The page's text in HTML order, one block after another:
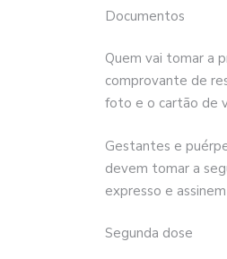
Documentos
Quem vai tomar a
comprovante de
foto e o cartão de
Gestantes e
devem tomar a
expresso e
Segunda dose